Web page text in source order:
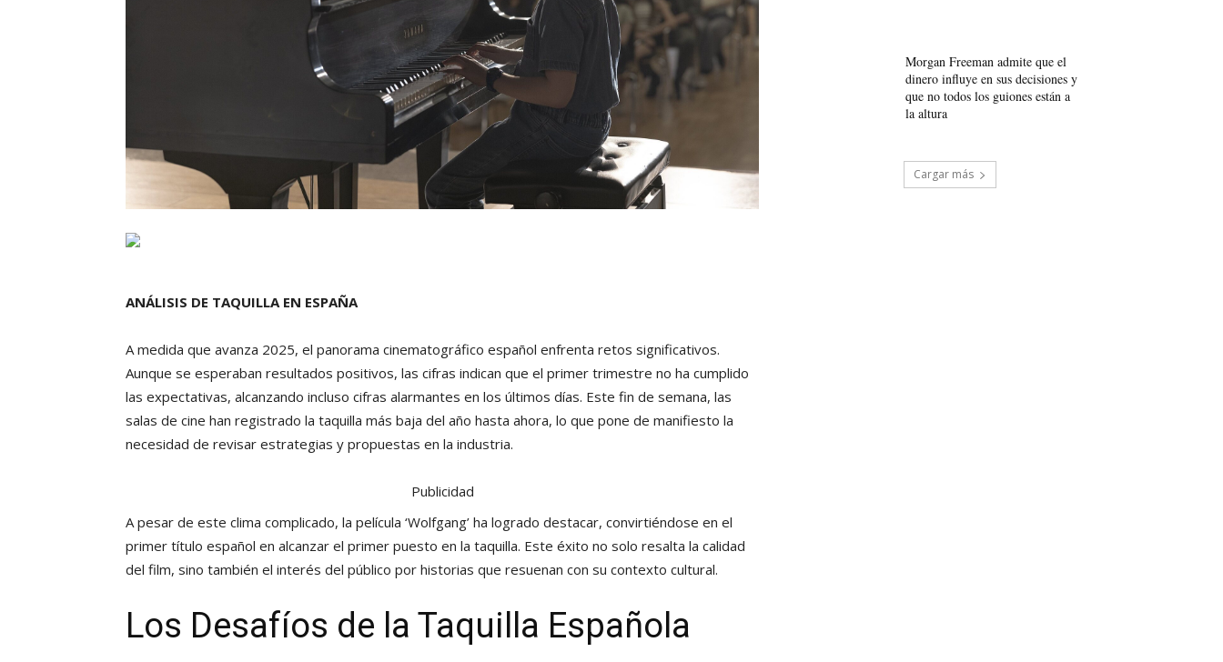
ANÁLISIS DE TAQUILLA EN ESPAÑA
A medida que avanza 2025, el panorama cinematográfico español enfrenta retos significativos.
Aunque se esperaban resultados positivos, las cifras indican que el primer trimestre no ha cumplido
las expectativas, alcanzando incluso cifras alarmantes en los últimos días. Este fin de semana, las
salas de cine han registrado la taquilla más baja del año hasta ahora, lo que pone de manifiesto la
necesidad de revisar estrategias y propuestas en la industria.
Publicidad
A pesar de este clima complicado, la película ‘Wolfgang’ ha logrado destacar, convirtiéndose en el
primer título español en alcanzar el primer puesto en la taquilla. Este éxito no solo resalta la calidad
del film, sino también el interés del público por historias que resuenan con su contexto cultural.
Los Desafíos de la Taquilla Española
Morgan Freeman admite que el
dinero influye en sus decisiones y
que no todos los guiones están a
la altura
Cargar más